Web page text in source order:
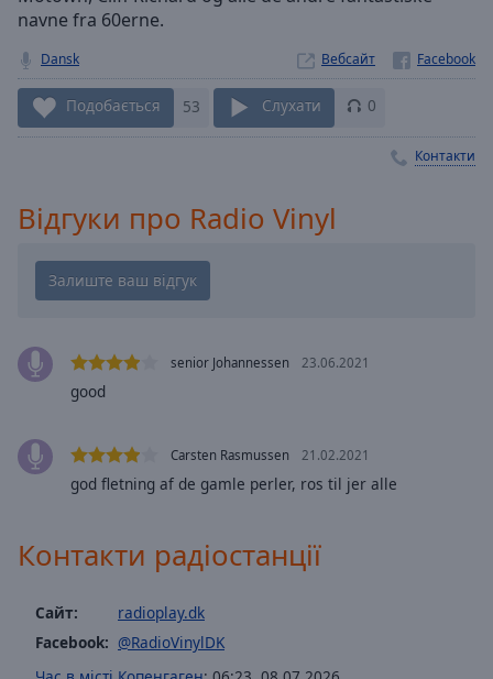
currently
live LIVE
Remaining
Time-
Playback
Rate
Chapters
Chapters
Descriptions
descriptions
selected
settings,
opens
settings
dialog
subtitles
navne fra 60erne.
Dansk Вебсайт
Подобається 53 Слухати 0
Контакти
Відгуки про Radio Vinyl
senior Johannessen 23.06.2021
good
Carsten Rasmussen 21.02.2021
god fletning af de gamle perler, ros til jer alle
Контакти радіостанції
Сайт:
radioplay.dk
Facebook: @RadioVinylDK